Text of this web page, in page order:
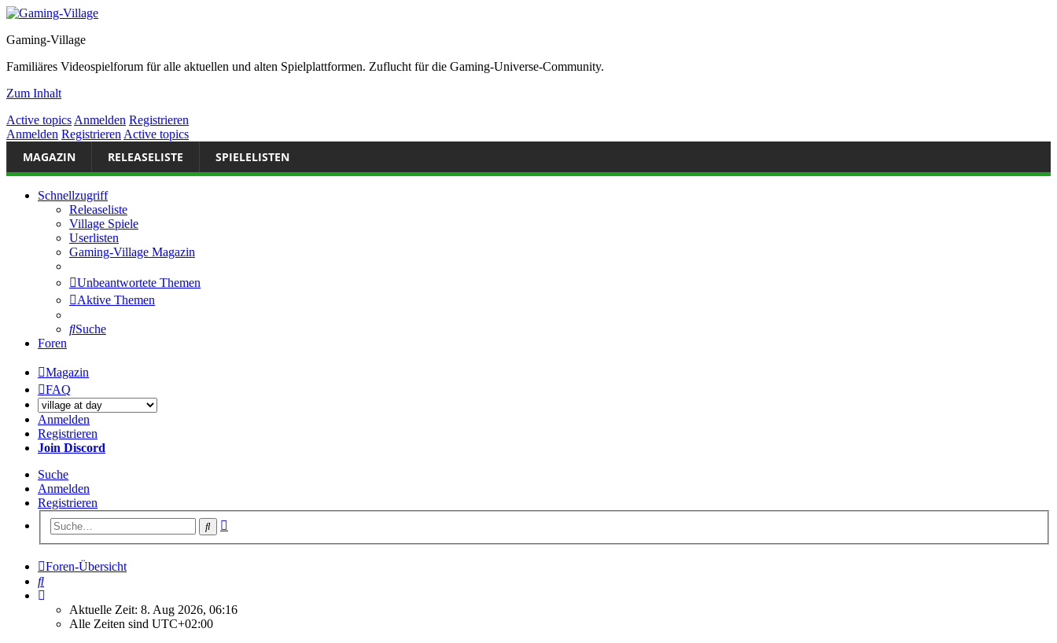
Gaming-Village
Familiäres Videospielforum für alle aktuellen und alten Spielplattformen. Zuflucht für die Gaming-Universe-Community.
Zum Inhalt
Active topics Anmelden Registrieren
Anmelden Registrieren Active topics
MAGAZIN RELEASELISTE SPIELELISTEN
Schnellzugriff
Releaseliste
Village Spiele
Userlisten
Gaming-Village Magazin
Unbeantwortete Themen
Aktive Themen
Suche
Foren
Magazin
FAQ
Anmelden
Registrieren
Join Discord
Suche
Anmelden
Registrieren
Suche
Foren-Übersicht
Suche
Aktuelle Zeit: 8. Aug 2026, 06:16
Alle Zeiten sind UTC+02:00